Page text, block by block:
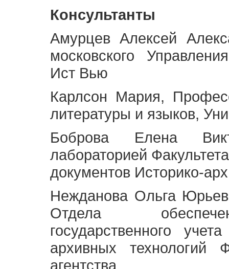
Консультанты
Амурцев Алексей
московского
Ист Вью
Карлсон Мария,
литературы и языков,
Боброва Елена
лабораторией
документов Историко-
Нежданова Ольга
Отдела
государственного
архивных технологий
агентства